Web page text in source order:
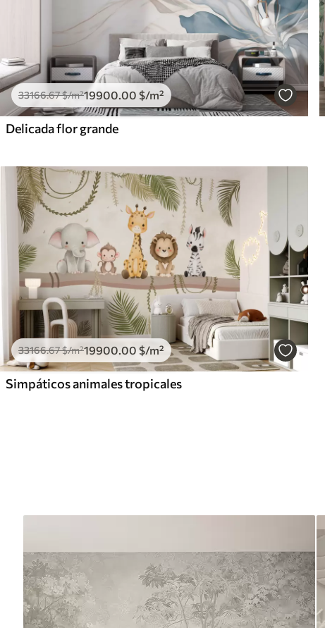
33166.67$/m²19900.00 $/m²
Delicada flor grande
33166.67$/m²19900.00 $/m²
Simpáticos animales tropicales